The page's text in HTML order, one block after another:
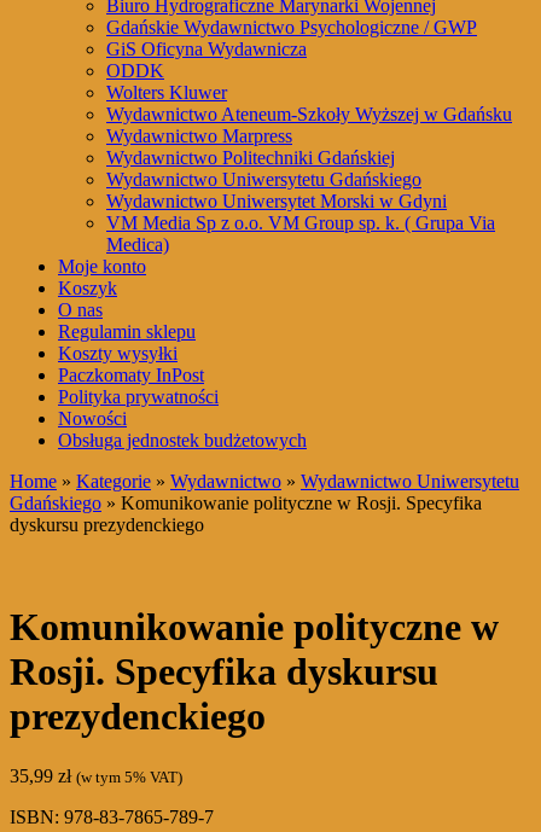
Biuro Hydrograficzne Marynarki Wojennej
Gdańskie Wydawnictwo Psychologiczne / GWP
GiS Oficyna Wydawnicza
ODDK
Wolters Kluwer
Wydawnictwo Ateneum-Szkoły Wyższej w Gdańsku
Wydawnictwo Marpress
Wydawnictwo Politechniki Gdańskiej
Wydawnictwo Uniwersytetu Gdańskiego
Wydawnictwo Uniwersytet Morski w Gdyni
VM Media Sp z o.o. VM Group sp. k. ( Grupa Via
Medica)
Moje konto
Koszyk
O nas
Regulamin sklepu
Koszty wysyłki
Paczkomaty InPost
Polityka prywatności
Nowości
Obsługa jednostek budżetowych
Home » Kategorie » Wydawnictwo » Wydawnictwo Uniwersytetu
Gdańskiego » Komunikowanie polityczne w Rosji. Specyfika
dyskursu prezydenckiego
Komunikowanie polityczne w
Rosji. Specyfika dyskursu
prezydenckiego
35,99 zł (w tym 5% VAT)
ISBN: 978-83-7865-789-7